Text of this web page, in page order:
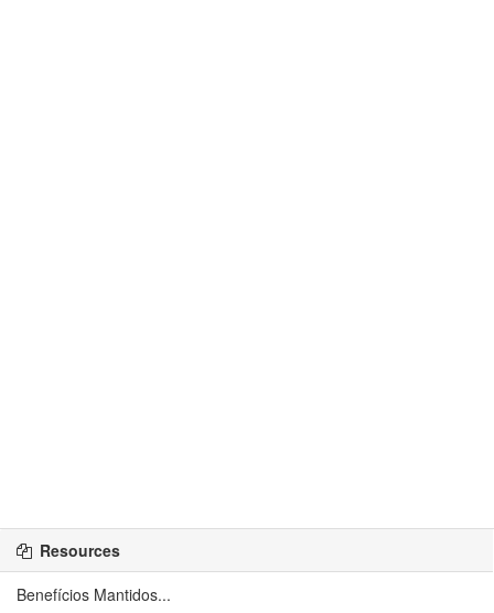
Resources
Benefícios Mantidos...